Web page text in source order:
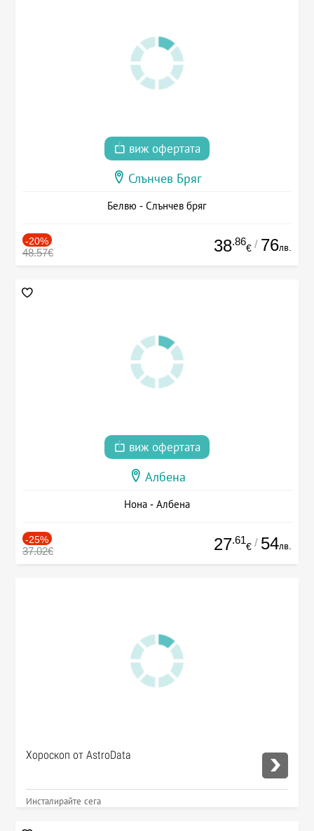
виж офертата
Слънчев Бряг
Белвю - Слънчев бряг
-20%
48.57€ 38.86
€ / 76лв.
виж офертата
Албена
Нона - Албена
-25%
37.02€ 27.61
€ / 54лв.
Хороскоп от AstroData
Инсталирайте сега